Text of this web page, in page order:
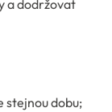
a dodržovat
stejnou dobu;